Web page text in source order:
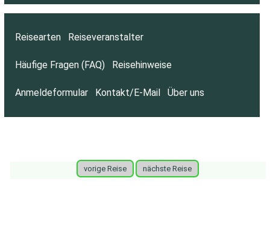
Reisearten Reiseveranstalter
Häufige Fragen (FAQ) Reisehinweise
Anmeldeformular Kontakt/E-Mail Über uns
vorige Reise nächste Reise